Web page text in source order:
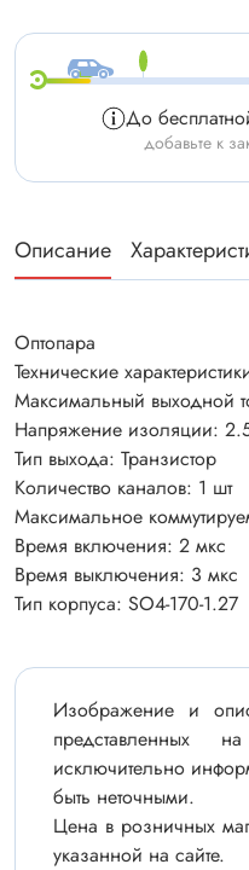
До
добавьте к
Описание
Оптопара
Технические
Максимальный выходной
Напряжение изоляции:
Тип выхода: Транзистор
Количество каналов: 1 шт
Максимальное
Время включения: 2 мкс
Время выключения: 3 мкс
Тип корпуса: SO4-170-1.27
Изображение и
представленных
исключительно
быть неточными.
Цена в розничных
указанной на сайте.